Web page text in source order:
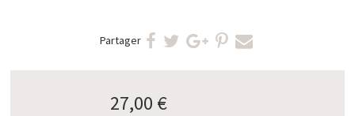
Partager
27,00 €